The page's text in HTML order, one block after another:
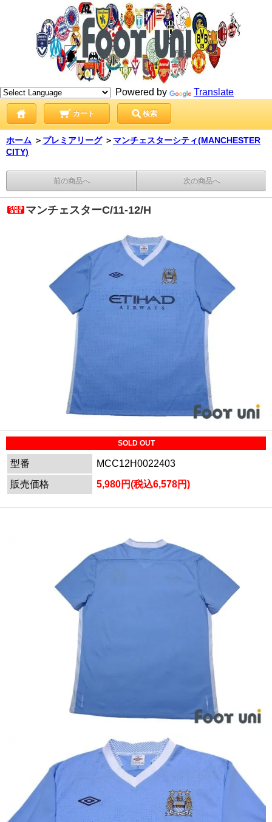
Powered by Translate
カート 検索
ホーム ＞ プレミアリーグ ＞ マンチェスターシティ(MANCHESTER
CITY)
前の商品へ 次の商品へ
マンチェスターC/11-12/H
SOLD OUT
型番
MCC12H0022403
販売価格
5,980円(税込6,578円)